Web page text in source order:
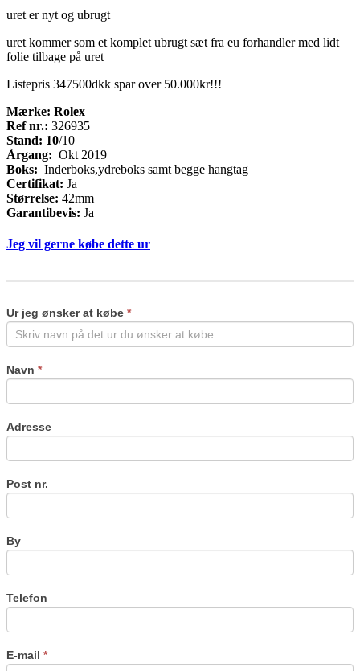
uret er nyt og ubrugt
uret kommer som et komplet ubrugt sæt fra eu forhandler med lidt
folie tilbage på uret
Listepris 347500dkk spar over 50.000kr!!!
Mærke: Rolex
Ref nr.: 326935
Stand: 10/10
Årgang: Okt 2019
Boks: Inderboks,ydreboks samt begge hangtag
Certifikat: Ja
Størrelse: 42mm
Garantibevis: Ja
Jeg vil gerne købe dette ur
Ur jeg ønsker at købe *
Navn *
Adresse
Post nr.
By
Telefon
E-mail *
human,
leave
this
blank.